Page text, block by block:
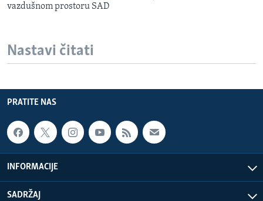
vazdušnom prostoru SAD
Nastavi čitati
PRATITE NAS
INFORMACIJE
SADRŽAJ